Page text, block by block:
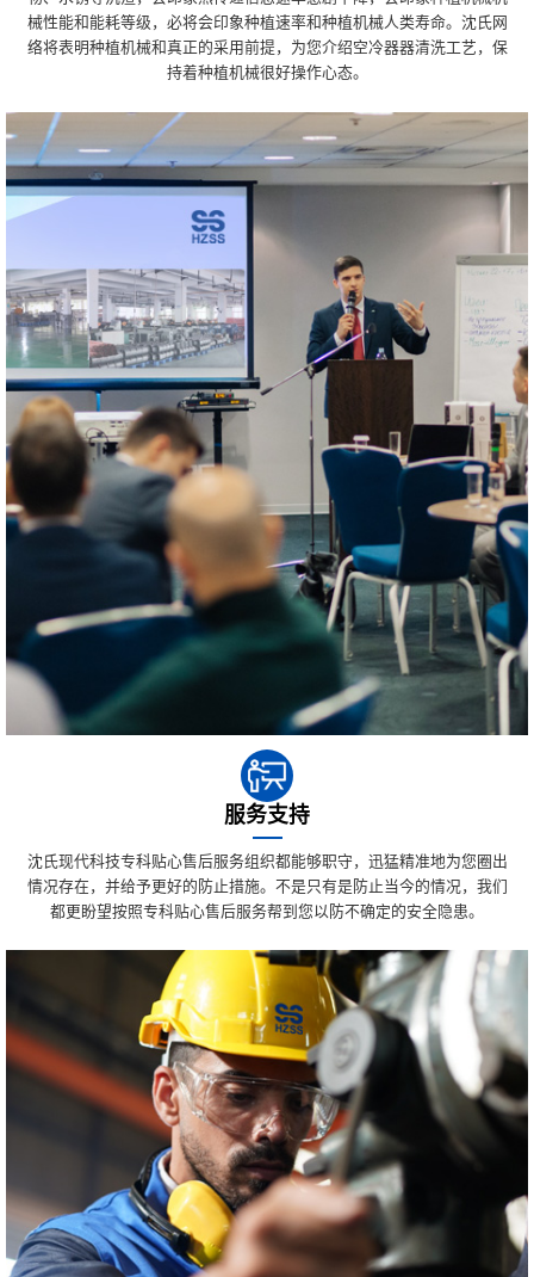
械性能和能耗等级，必将会印象种植速率和种植机械人类寿命。沈氏网
络将表明种植机械和真正的采用前提，为您介绍空冷器器清洗工艺，保
持着种植机械很好操作心态。
服务支持
沈氏现代科技专科贴心售后服务组织都能够职守，迅猛精准地为您圈出
情况存在，并给予更好的防止措施。不是只有是防止当今的情况，我们
都更盼望按照专科贴心售后服务帮到您以防不确定的安全隐患。